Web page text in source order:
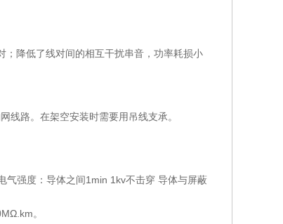
降低了线对间的相互干扰串音，功率耗损小
路。在架空安装时需要用吊线支承。
强度：导体之间1min 1kv不击穿 导体与屏蔽
。